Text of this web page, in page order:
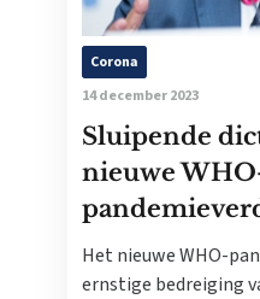
Corona
14 december 2023
Sluipende
nieuwe
Het nieuwe WHO-
ernstige bedreiging